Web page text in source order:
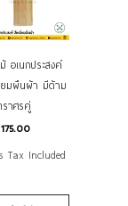
อเนกประสงค์
ยมผืนผ้า มีด้าม
าศรคู่
Tax Included